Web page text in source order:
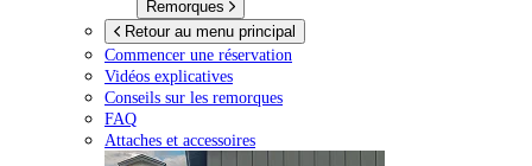
Remorques
Retour au menu principal
Commencer une réservation
Vidéos explicatives
Conseils sur les remorques
FAQ
Attaches et accessoires